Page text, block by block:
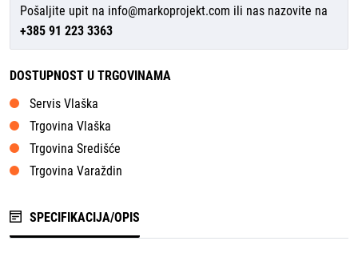
Pošaljite upit na info@markoprojekt.com ili nas nazovite na
+385 91 223 3363
DOSTUPNOST U TRGOVINAMA
Servis Vlaška
Trgovina Vlaška
Trgovina Središće
Trgovina Varaždin
SPECIFIKACIJA/OPIS